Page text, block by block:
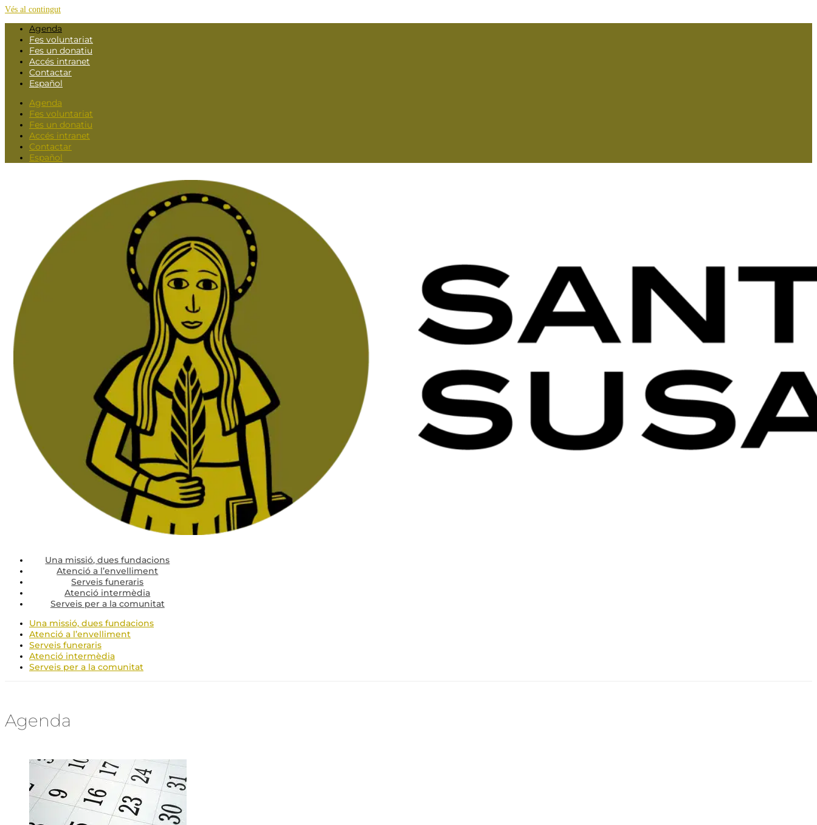
Vés al contingut
Agenda
Fes voluntariat
Fes un donatiu
Accés intranet
Contactar
Español
Agenda
Fes voluntariat
Fes un donatiu
Accés intranet
Contactar
Español
Una missió, dues fundacions
Atenció a l’envelliment
Serveis funeraris
Atenció intermèdia
Serveis per a la comunitat
Una missió, dues fundacions
Atenció a l’envelliment
Serveis funeraris
Atenció intermèdia
Serveis per a la comunitat
Agenda